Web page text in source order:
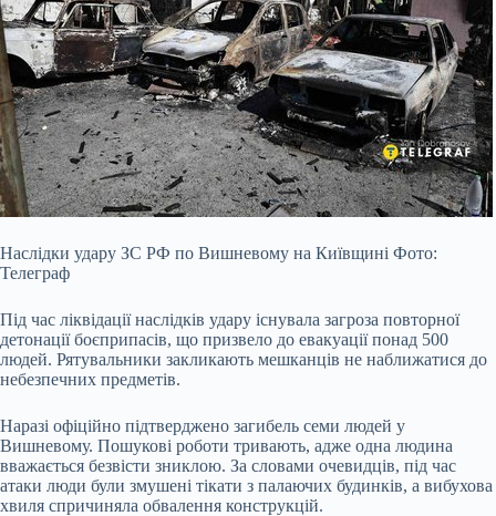
Наслідки удару ЗС РФ по Вишневому на Київщині Фото:
Телеграф
Під час ліквідації наслідків удару існувала загроза повторної
детонації боєприпасів, що призвело до евакуації понад 500
людей. Рятувальники закликають мешканців не наближатися до
небезпечних предметів.
Наразі офіційно підтверджено загибель семи людей у
Вишневому. Пошукові роботи тривають, адже одна людина
вважається безвісти зниклою. За словами очевидців, під час
атаки люди були змушені тікати з палаючих будинків, а вибухова
хвиля спричиняла обвалення конструкцій.